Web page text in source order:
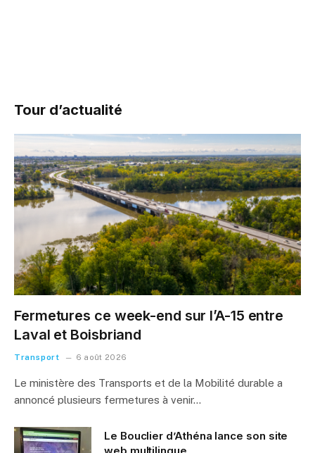
Tour d’actualité
Fermetures ce week-end sur l’A-15 entre
Laval et Boisbriand
Transport 6 août 2026
Le ministère des Transports et de la Mobilité durable a
annoncé plusieurs fermetures à venir…
Le Bouclier d’Athéna lance son site